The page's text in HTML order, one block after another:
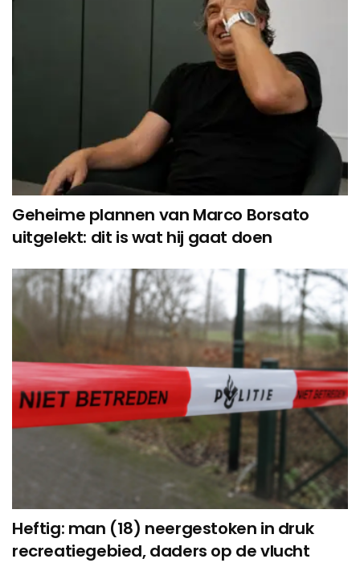
Geheime plannen van Marco Borsato
uitgelekt: dit is wat hij gaat doen
Heftig: man (18) neergestoken in druk
recreatiegebied, daders op de vlucht